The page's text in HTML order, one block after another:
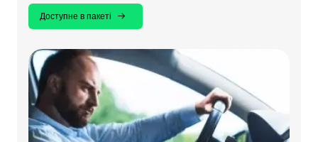
Доступне в пакеті